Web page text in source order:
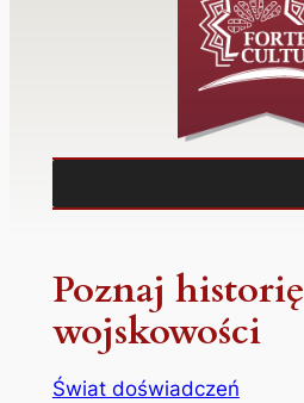
Poznaj historię
wojskowości
Świat doświadczeń